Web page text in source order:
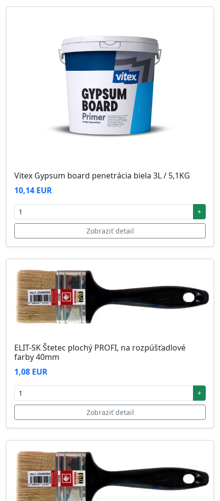
Vitex Gypsum board penetrácia biela 3L / 5,1KG
10,14 EUR
+
Zobraziť detail
ELIT-SK Štetec plochý PROFI, na rozpúšťadlové
farby 40mm
1,08 EUR
+
Zobraziť detail